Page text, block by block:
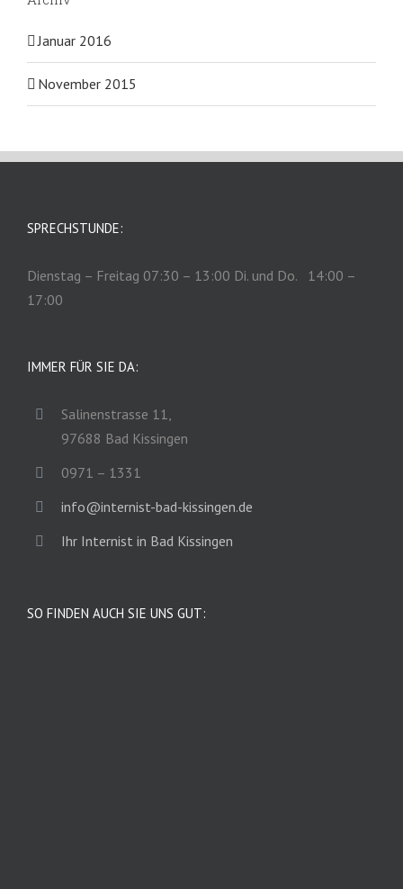
Januar 2016
November 2015
SPRECHSTUNDE:
Dienstag – Freitag 07:30 – 13:00 Di. und Do. 14:00 –
17:00
IMMER FÜR SIE DA:
Salinenstrasse 11,
97688 Bad Kissingen
0971 – 1331
info@internist-bad-kissingen.de
Ihr Internist in Bad Kissingen
SO FINDEN AUCH SIE UNS GUT: